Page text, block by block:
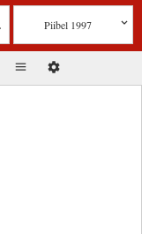
Piibel 1997